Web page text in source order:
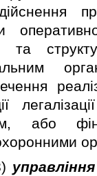
та
або